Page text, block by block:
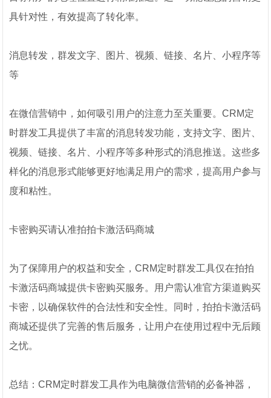
具针对性，有效提高了转化率。
消息转发，群发文字、图片、视频、链接、名片、小程序等
等
在微信营销中，如何吸引用户的注意力至关重要。CRM定
时群发工具提供了丰富的消息转发功能，支持文字、图片、
视频、链接、名片、小程序等多种形式的消息推送。这些多
样化的消息形式能够更好地满足用户的需求，提高用户参与
度和粘性。
卡密购买请认准拍拍卡激活码商城
为了保障用户的权益和安全，CRM定时群发工具仅在拍拍
卡激活码商城提供卡密购买服务。用户需认准官方渠道购买
卡密，以确保软件的合法性和安全性。同时，拍拍卡激活码
商城还提供了完善的售后服务，让用户在使用过程中无后顾
之忧。
总结：CRM定时群发工具作为电脑微信营销的必备神器，